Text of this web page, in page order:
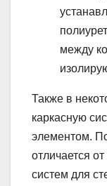
между
Также в
каркасную
элементом.
отличается
систем для